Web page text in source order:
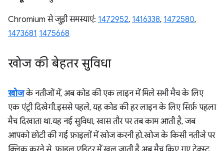
Chromium से जुड़ी समस्याएं: 1472952, 1416338, 1472580,
1473681 1475668
खोज की बेहतर सुविधा
खोजके नतीजों में, अब कोड की एक लाइन में मिले सभी मैच के लिए
एक एंट्री दिखेगी. इससे पहले, यह कोड की हर लाइन के लिए सिर्फ़ पहला
मैच दिखाता था. यह नई सुविधा, खास तौर पर तब काम आती है, जब
आपको छोटी की गई फ़ाइलों में खोज करनी हो. खोज के किसी नतीजे पर